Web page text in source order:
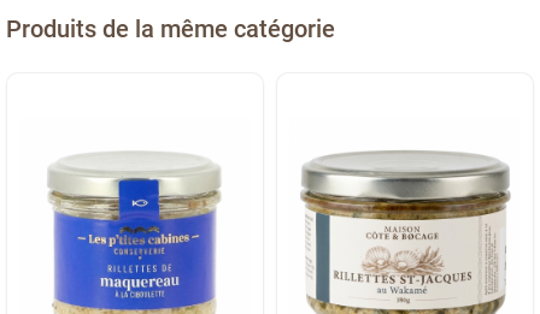
Produits de la même catégorie